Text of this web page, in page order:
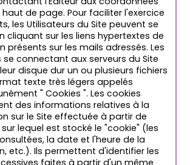
de page. Pour faciliter l'exercice
les Utilisateurs du Site peuvent se
cliquant sur les liens hypertextes de
présents sur les mails adressés. Les
connectant aux serveurs du Site
disque dur un ou plusieurs fichiers
texte très légers appelés
" Cookies ". Les cookies
des informations relatives à la
sur le Site effectuée à partir de
lequel est stocké le "cookie" (les
la date et l'heure de la
etc.). Ils permettent d'identifier les
faites à partir d'un même